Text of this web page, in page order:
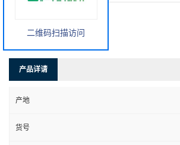
产品详请
产地
货号
二维码扫描访问